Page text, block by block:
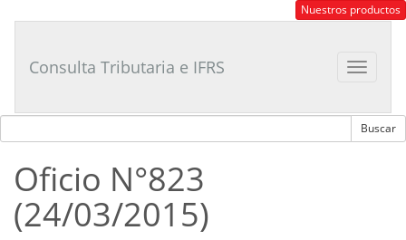
Tributario
Nuestros productos
Toggle
Consulta Tributaria e IFRS
Oficio N°823
(24/03/2015)